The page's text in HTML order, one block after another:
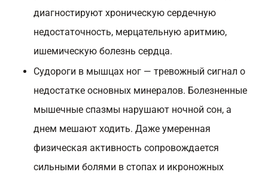
диагностируют хроническую сердечную
недостаточность, мерцательную аритмию,
ишемическую болезнь сердца.
Судороги в мышцах ног — тревожный сигнал о
недостатке основных минералов. Болезненные
мышечные спазмы нарушают ночной сон, а
днем мешают ходить. Даже умеренная
физическая активность сопровождается
сильными болями в стопах и икроножных